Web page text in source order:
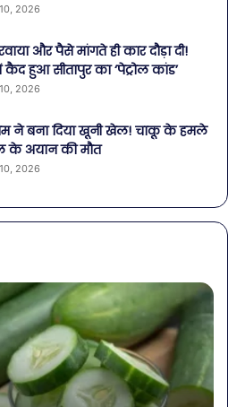
2026
और पैसे मांगते ही कार दौड़ा दी!
हुआ सीतापुर का ‘पेट्रोल कांड’
2026
ने बना दिया खूनी खेल! चाकू के हमले
के अयान की मौत
2026